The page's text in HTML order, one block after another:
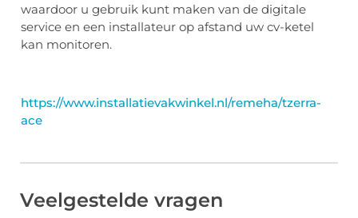
waardoor u gebruik kunt maken van de digitale
service en een installateur op afstand uw cv-ketel
kan monitoren.
https://www.installatievakwinkel.nl/remeha/tzerra-
ace
Veelgestelde vragen